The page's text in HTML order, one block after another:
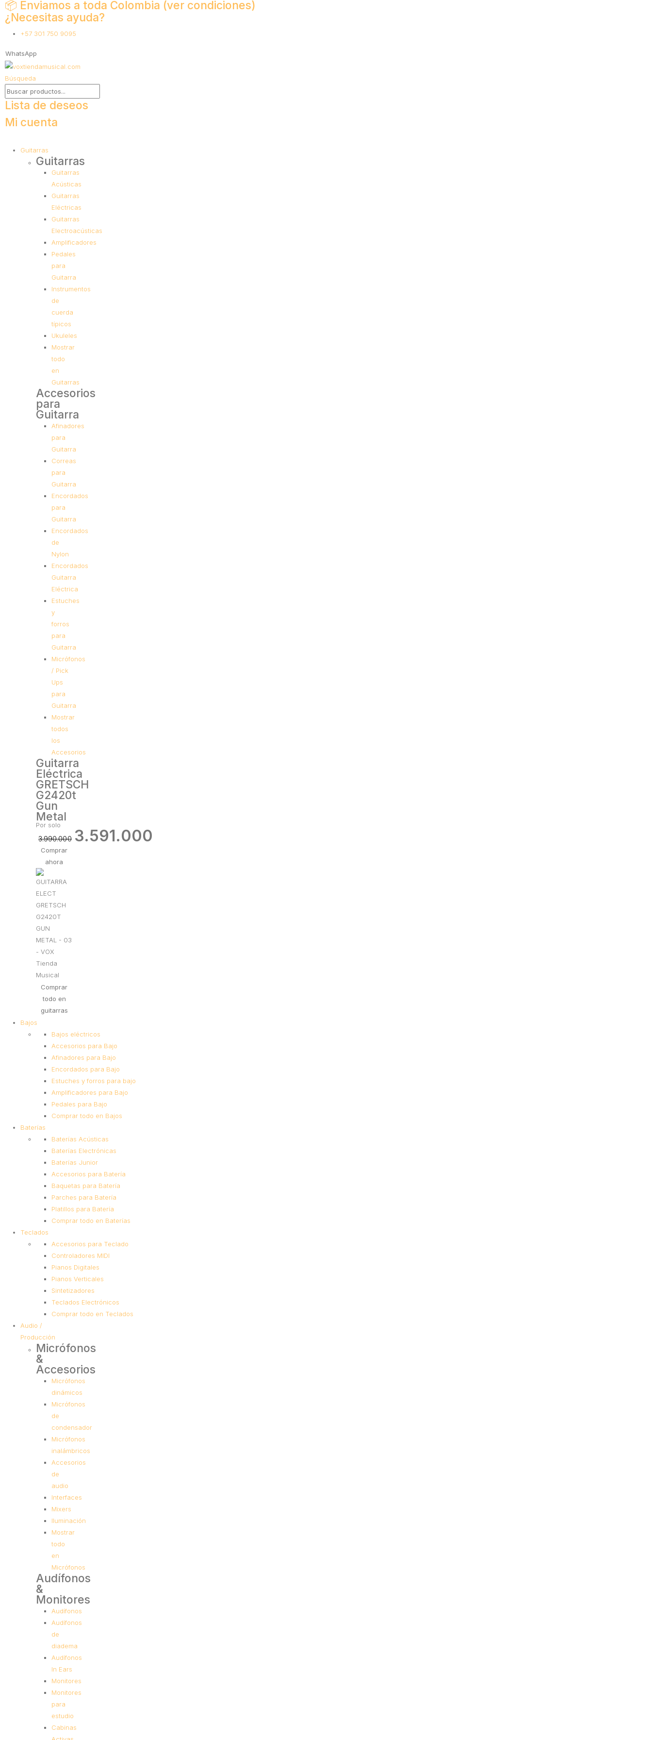
📦 Enviamos a toda Colombia (ver condiciones)
¿Necesitas ayuda?
+57 301 750 9095
WhatsApp
Búsqueda
Lista de deseos
Mi cuenta
Guitarras
Guitarras
Guitarras
Acústicas
Guitarras
Eléctricas
Guitarras
Electroacústicas
Amplificadores
Pedales
para
Guitarra
Instrumentos
de
cuerda
típicos
Ukuleles
Mostrar
todo
en
Guitarras
Accesorios
para
Guitarra
Afinadores
para
Guitarra
Correas
para
Guitarra
Encordados
para
Guitarra
Encordados
de
Nylon
Encordados
Guitarra
Eléctrica
Estuches
y
forros
para
Guitarra
Micrófonos
/ Pick
Ups
para
Guitarra
Mostrar
todos
los
Accesorios
Guitarra
Eléctrica
GRETSCH
G2420t
Gun
Metal
Por solo
3.990.000 3.591.000
Comprar
ahora
Comprar
todo en
guitarras
Bajos
Bajos eléctricos
Accesorios para Bajo
Afinadores para Bajo
Encordados para Bajo
Estuches y forros para bajo
Amplificadores para Bajo
Pedales para Bajo
Comprar todo en Bajos
Baterías
Baterías Acústicas
Baterías Electrónicas
Baterías Junior
Accesorios para Batería
Baquetas para Batería
Parches para Batería
Platillos para Batería
Comprar todo en Baterías
Teclados
Accesorios para Teclado
Controladores MIDI
Pianos Digitales
Pianos Verticales
Sintetizadores
Teclados Electrónicos
Comprar todo en Teclados
Audio /
Producción
Micrófonos
&
Accesorios
Micrófonos
dinámicos
Micrófonos
de
condensador
Micrófonos
inalámbricos
Accesorios
de
audio
Interfaces
Mixers
Iluminación
Mostrar
todo
en
Micrófonos
Audífonos
&
Monitores
Audífonos
Audífonos
de
diadema
Audífonos
In Ears
Monitores
Monitores
para
estudio
Cabinas